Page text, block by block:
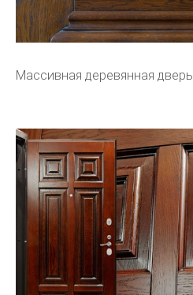
Массивная деревянная дверь